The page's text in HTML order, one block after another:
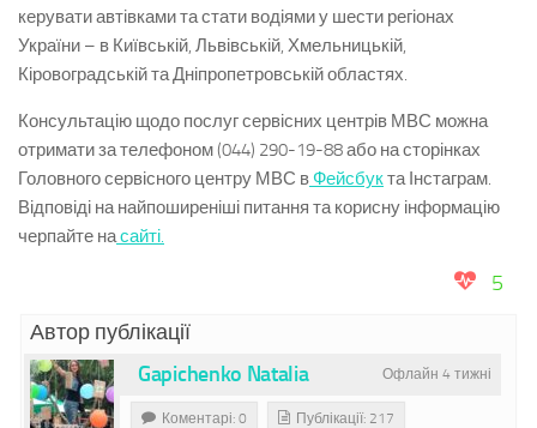
керувати автівками та стати водіями у шести регіонах
України – в Київській, Львівській, Хмельницькій,
Кіровоградській та Дніпропетровській областях.
Консультацію щодо послуг сервісних центрів МВС можна
отримати за телефоном (044) 290-19-88 або на сторінках
Головного сервісного центру МВС вФейсбукта Інстаграм.
Відповіді на найпоширеніші питання та корисну інформацію
черпайте насайті.
5
Автор публікації
Офлайн 4 тижні
Gapichenko Natalia
Коментарі: 0 Публікації: 217